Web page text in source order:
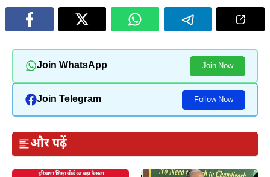
Join WhatsApp Join Now
Join Telegram Follow Now
और पढ़ें